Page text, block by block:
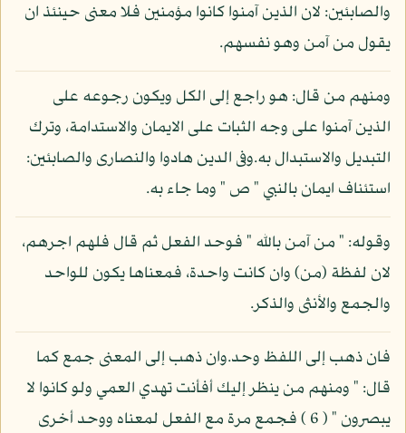
والصابئين: لان الذين آمنوا كانوا مؤمنين فلا معنى حينئذ ان
يقول من آمن وهو نفسهم.
ومنهم من قال: هو راجع إلى الكل ويكون رجوعه على
الذين آمنوا على وجه الثبات على الايمان والاستدامة، وترك
التبديل والاستبدال به.وفى الدين هادوا والنصارى والصابئين:
استئناف ايمان بالنبي " ص " وما جاء به.
وقوله: " من آمن بالله " فوحد الفعل ثم قال فلهم اجرهم،
لان لفظة (من) وان كانت واحدة، فمعناها يكون للواحد
والجمع والأنثى والذكر.
فان ذهب إلى اللفظ وحد.وان ذهب إلى المعنى جمع كما
قال: " ومنهم من ينظر إليك أفأنت تهدي العمي ولو كانوا لا
يبصرون " ( 6 ) فجمع مرة مع الفعل لمعناه ووحد أخرى